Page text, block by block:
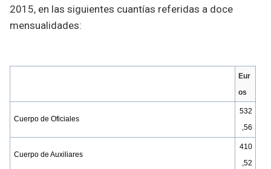
2015, en las siguientes cuantías referidas a doce
mensualidades:
Eur
os
Cuerpo de Oficiales
532
,56
Cuerpo de Auxiliares
410
,52